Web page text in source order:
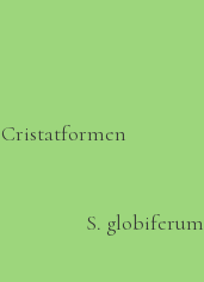
Cristatformen
S. globiferum